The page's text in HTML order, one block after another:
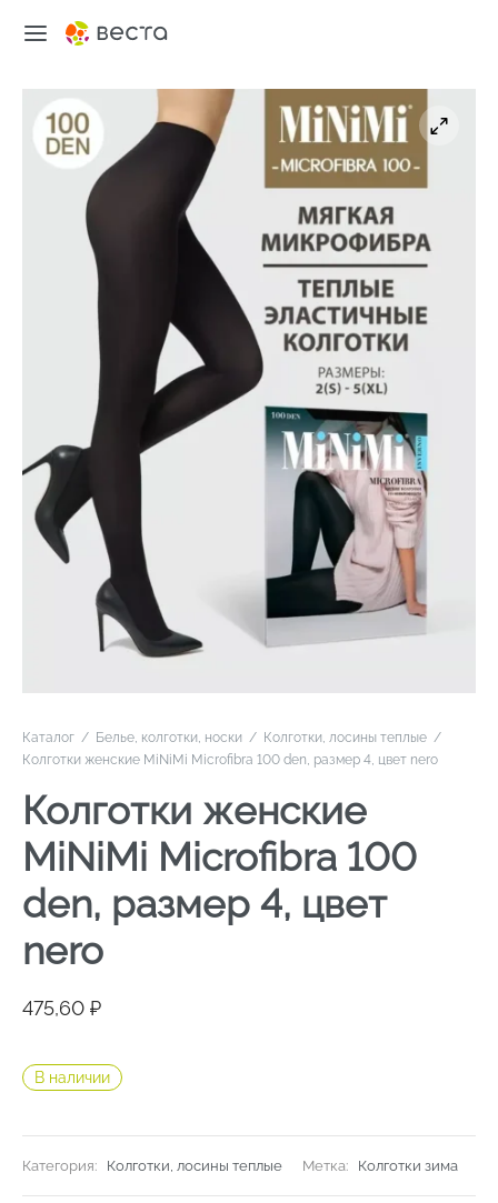
Каталог / Белье, колготки, носки / Колготки, лосины теплые /
Колготки женские MiNiMi Microfibra 100 den, размер 4, цвет nero
Колготки женские
MiNiMi Microfibra 100
den, размер 4, цвет
nero
475,60 ₽
В наличии
Категория: Колготки, лосины теплые Метка: Колготки зима